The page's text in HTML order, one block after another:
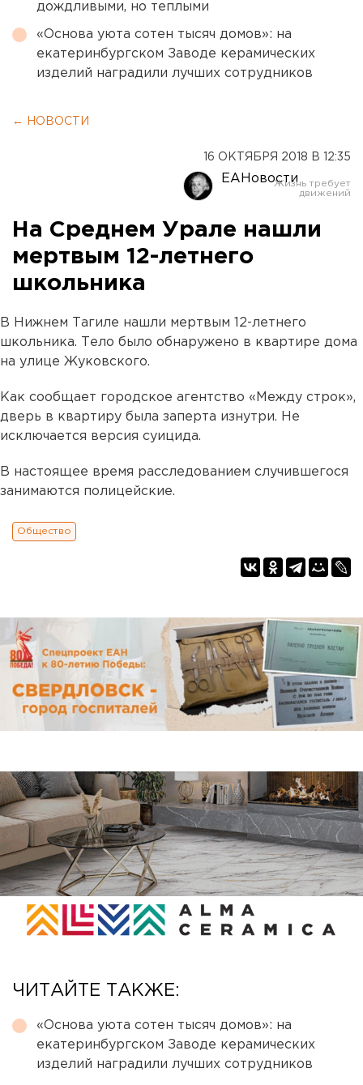
дождливыми, но теплыми
«Основа уюта сотен тысяч домов»: на
екатеринбургском Заводе керамических
изделий наградили лучших сотрудников
← НОВОСТИ
16 ОКТЯБРЯ 2018 В 12:35
ЕАНовости
На Среднем Урале нашли
мертвым 12-летнего
школьника
В Нижнем Тагиле нашли мертвым 12-летнего
школьника. Тело было обнаружено в квартире дома
на улице Жуковского.
Как сообщает городское агентство «Между строк»,
дверь в квартиру была заперта изнутри. Не
исключается версия суицида.
В настоящее время расследованием случившегося
занимаются полицейские.
Общество
ЧИТАЙТЕ ТАКЖЕ:
«Основа уюта сотен тысяч домов»: на
екатеринбургском Заводе керамических
изделий наградили лучших сотрудников